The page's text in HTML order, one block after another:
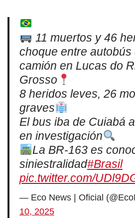
11 muertos y 46
choque entre
camión en Lucas do
Grosso
8 heridos leves, 26
graves
El bus iba de Cuiabá
en investigación
La BR-163 es
siniestralidad#Brasil
pic.twitter.com/
— Eco News | Oficial
10, 2025